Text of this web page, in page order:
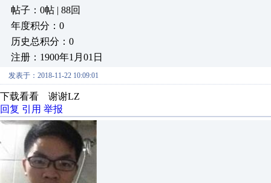
帖子：0帖 | 88回
年度积分：0
历史总积分：0
注册：1900年1月01日
发表于：2018-11-22 10:09:01
下载看看 谢谢LZ
回复 引用 举报